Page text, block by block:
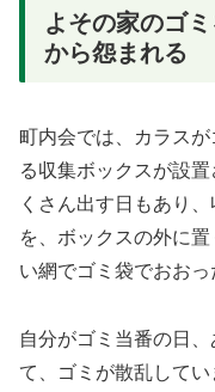
よその家のゴ
から怨まれる
町内会では、カラス
る収集ボックスが設
くさん出す日もあり
を、ボックスの外に
い網でゴミ袋でおおっ
自分がゴミ当番の日
て、ゴミが散乱して